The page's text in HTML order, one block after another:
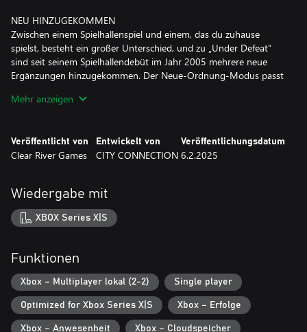
NEU HINZUGEKOMMEN
Zwischen einem Spielhallenspiel und einem, das du zuhause
spielst, besteht ein großer Unterschied, und zu „Under Defeat“
sind seit seinem Spielhallendebüt im Jahr 2005 mehrere neue
Ergänzungen hinzugekommen. Der Neue-Ordnung-Modus passt
sowohl schärfere Texturen als vier wählbare Soundtracks erhalten.
Street Fighter EX, SuperSweep und viele andere. Natürlich kannst
du „Under Defeat“ für ein authentisches Erlebnis immer noch im
Action-Fest genießt, liegt ganz bei dir!
ANGELEHNT AN DIE VERGANGENHEIT
„Under Defeat“ ist ein echter Klassiker. Das Spiel erschien
fast zwanzig Jahren in Japan heraus. Über die Jahre hat es seinen
Jahr 2006 für die Dreamcast veröffentlicht – lange nachdem die
offizielle Unterstützung für die Konsole geendet war. Diese
2024er Edition ist die ultimative Version des Spiels, darin sind alle
früheren Inhalte enthalten, von Genre-Veteranen sorgfältig
Mehr anzeigen
Veröffentlicht von
Clear River Games
Entwickelt von
CITY CONNECTION
Veröffentlichungsdatum
6.2.2025
Wiedergabe mit
XBOX Series X|S
Funktionen
Xbox – Multiplayer lokal (2-2) Single player
Optimized for Xbox Series X|S Xbox – Erfolge
Xbox – Anwesenheit Xbox – Cloudspeicher